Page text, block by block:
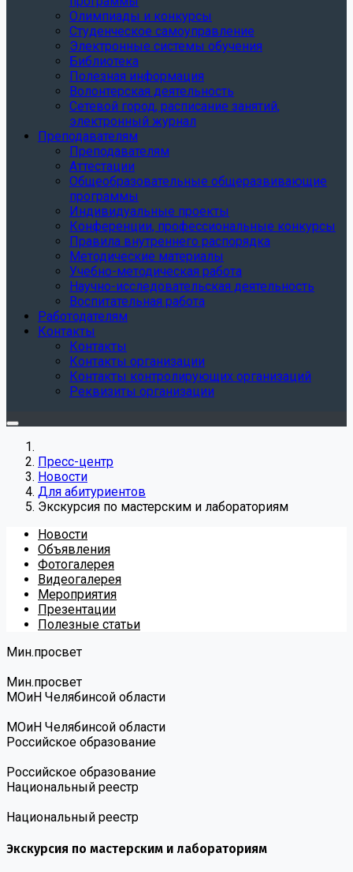
Олимпиады и конкурсы
Студенческое самоуправление
Электронные системы обучения
Библиотека
Полезная информация
Волонтерская деятельность
Сетевой город, расписание занятий,
электронный журнал
Преподавателям
Преподавателям
Аттестации
Общеобразовательные общеразвивающие
программы
Индивидуальные проекты
Конференции, профессиональные конкурсы
Правила внутреннего распорядка
Методические материалы
Учебно-методическая работа
Научно-исследовательская деятельность
Воспитательная работа
Работодателям
Контакты
Контакты
Контакты организации
Контакты контролирующих организаций
Реквизиты организации
Пресс-центр
Новости
Для абитуриентов
Экскурсия по мастерским и лабораториям
Новости
Объявления
Фотогалерея
Видеогалерея
Мероприятия
Презентации
Полезные статьи
Мин.просвет
Мин.просвет
МОиН Челябинсой области
МОиН Челябинсой области
Российское образование
Российское образование
Национальный реестр
Национальный реестр
Экскурсия по мастерским и лабораториям